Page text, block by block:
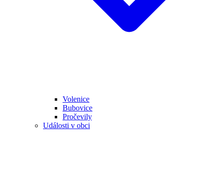
Volenice
Bubovice
Pročevily
Události v obci